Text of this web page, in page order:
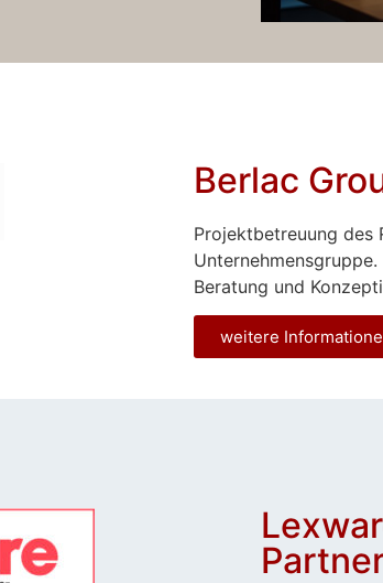
Berlac
Projektbetreuung des
Unternehmensgruppe.
Beratung und
weitere